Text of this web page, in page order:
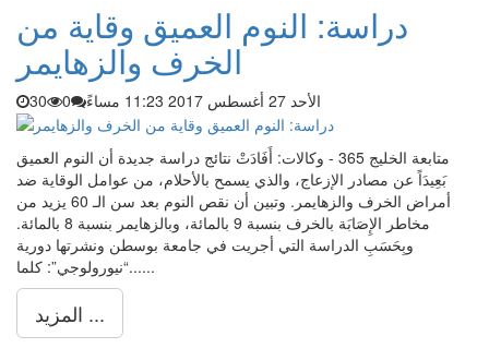
دراسة: النوم العميق وقاية من
الخرف والزهايمر
الأحد 27 أغسطس 2017 11:23 مساءً 0
30
متابعة الخليج 365 - وكالات: أَفَادَتْ نتائج دراسة جديدة أن النوم العميق
بَعِيدَاً عن مصادر الإزعاج، والذي يسمح بالأحلام، من عوامل الوقاية ضد
أمراض الخرف والزهايمر. وتبين أن نقص النوم بعد سن الـ 60 يزيد من
مخاطر الإِصَابَة بالخرف بنسبة 9 بالمائة، وبالزهايمر بنسبة 8 بالمائة.
وبِحَسَبِ الدراسة التي أجريت في جامعة بوسطن ونشرتها دورية
“نيورولوجي”: كلما......
المزيد ...